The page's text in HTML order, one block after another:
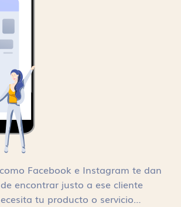
Facebook e Instagram te dan
encontrar justo a ese cliente
tu producto o servicio…